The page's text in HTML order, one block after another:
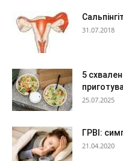
31.07.2018
5
25.07.2025
ГРВІ:
21.04.2020